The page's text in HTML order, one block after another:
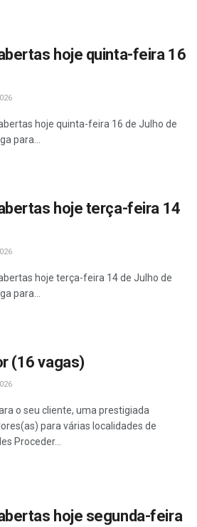
hoje quinta-feira 16
hoje quinta-feira 16 de Julho de
para...
hoje terça-feira 14
hoje terça-feira 14 de Julho de
para...
(16 vagas)
o seu cliente, uma prestigiada
para várias localidades de
Proceder...
hoje segunda-feira